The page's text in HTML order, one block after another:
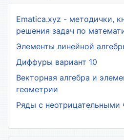
Ematica.xyz - методички,
решения задач по
Элементы линейной
Диффуры вариант 10
Векторная алгебра и
геометрии
Ряды с неотрицательными